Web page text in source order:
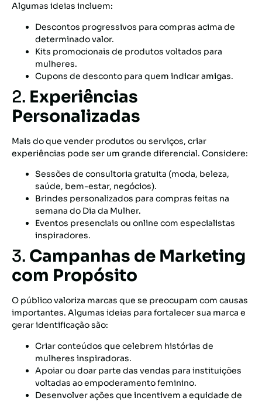
Algumas ideias incluem:
Descontos progressivos para compras acima de
determinado valor.
Kits promocionais de produtos voltados para
mulheres.
Cupons de desconto para quem indicar amigas.
2. Experiências
Personalizadas
Mais do que vender produtos ou serviços, criar
experiências pode ser um grande diferencial. Considere:
Sessões de consultoria gratuita (moda, beleza,
saúde, bem-estar, negócios).
Brindes personalizados para compras feitas na
semana do Dia da Mulher.
Eventos presenciais ou online com especialistas
inspiradores.
3. Campanhas de Marketing
com Propósito
O público valoriza marcas que se preocupam com causas
importantes. Algumas ideias para fortalecer sua marca e
gerar identificação são:
Criar conteúdos que celebrem histórias de
mulheres inspiradoras.
Apoiar ou doar parte das vendas para instituições
voltadas ao empoderamento feminino.
Desenvolver ações que incentivem a equidade de